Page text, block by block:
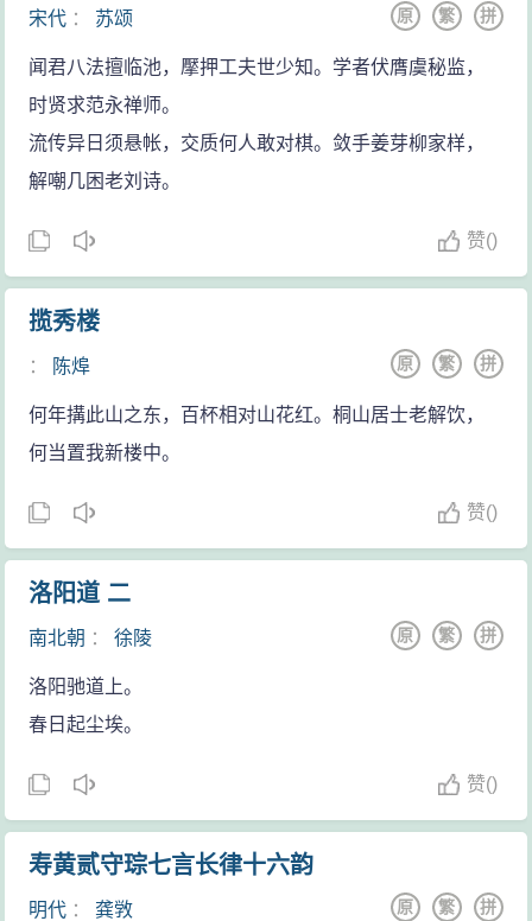
宋代 ： 苏颂 拼
繁
原
闻君八法擅临池，擪押工夫世少知。学者伏膺虞秘监，
时贤求范永禅师。
流传异日须悬帐，交质何人敢对棋。敛手姜芽柳家样，
解嘲几困老刘诗。
赞()
揽秀楼
： 陈㷆 拼
繁
原
何年搆此山之东，百杯相对山花红。桐山居士老解饮，
何当置我新楼中。
赞()
洛阳道 二
南北朝 ：徐陵 拼
繁
原
洛阳驰道上。
春日起尘埃。
赞()
寿黄贰守琮七言长律十六韵
明代 ：龚敩 拼
繁
原